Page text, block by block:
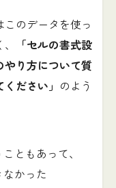
のデータを使っ
「セルの書式設
り方について質
ださい」 のよう
ともあって、
かった